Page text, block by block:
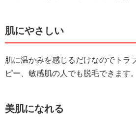
肌にやさしい
肌に温かみを感じるだけなのでトラ
ピー、敏感肌の人でも脱毛できます。
美肌になれる